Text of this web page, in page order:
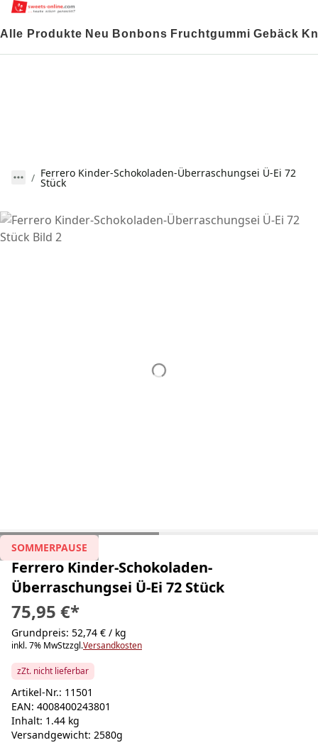
Alle Produkte Neu Bonbons Fruchtgummi Gebäck
Ferrero Kinder-Schokoladen-Überraschungsei Ü-Ei 72
Stück
SOMMERPAUSE
Ferrero Kinder-Schokoladen-
Überraschungsei Ü-Ei 72 Stück
75,95 €*
Grundpreis: 52,74 € / kg
inkl. 7% MwStzzgl.Versandkosten
zZt. nicht lieferbar
Artikel-Nr.: 11501
EAN: 4008400243801
Inhalt: 1.44 kg
Versandgewicht: 2580g